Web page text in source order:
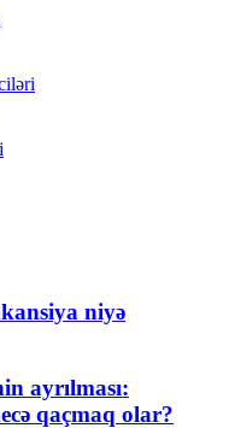
niyə
ayrılması:
qaçmaq olar?